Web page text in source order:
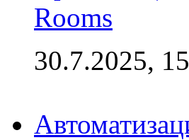
Rooms
30.7.2025,